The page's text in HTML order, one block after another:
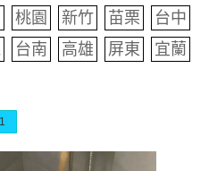
桃園 新竹 苗栗
台中
台南 高雄 屏東
宜蘭
1